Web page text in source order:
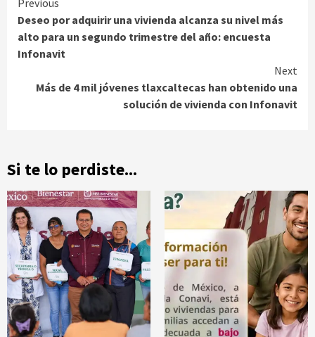
Continue
Reading
Previous
Deseo por adquirir una vivienda alcanza su nivel más
alto para un segundo trimestre del año: encuesta
Infonavit
Next
Más de 4 mil jóvenes tlaxcaltecas han obtenido una
solución de vivienda con Infonavit
Si te lo perdiste...